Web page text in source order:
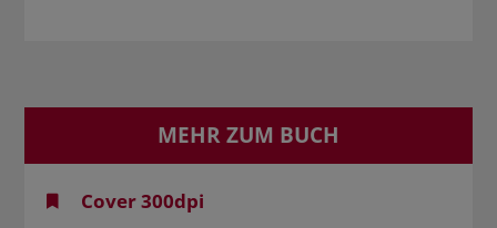
MEHR ZUM BUCH
Cover 300dpi